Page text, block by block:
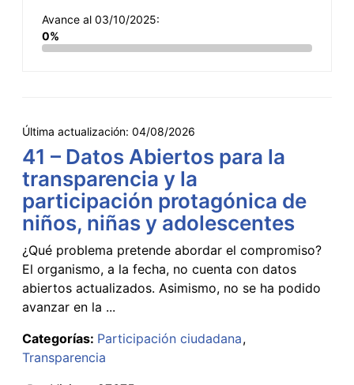
Avance al 03/10/2025:
0%
Última actualización: 04/08/2026
41 – Datos Abiertos para la
transparencia y la
participación protagónica de
niños, niñas y adolescentes
¿Qué problema pretende abordar el compromiso?
El organismo, a la fecha, no cuenta con datos
abiertos actualizados. Asimismo, no se ha podido
avanzar en la ...
Categorías: Participación ciudadana
Transparencia